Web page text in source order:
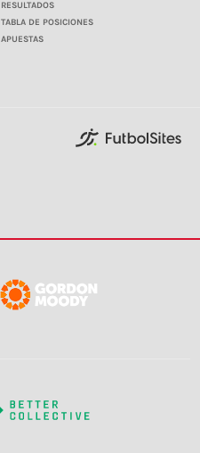
RESULTADOS
TABLA DE POSICIONES
APUESTAS